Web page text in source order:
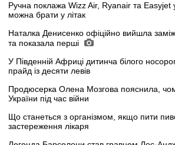
Ручна поклажа Wizz Air, Ryanair та Easyjet
можна брати у літак
Наталка Денисенко офіційно вийшла
та показала перші
У Південній Африці дитинча білого
прайд із десяти левів
Продюсерка Олена Мозгова пояснила,
України під час війни
Що станеться з організмом, якщо пити
застереження лікаря